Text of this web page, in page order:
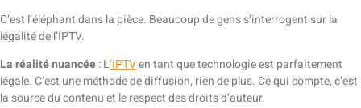
C’est l’éléphant dans la pièce. Beaucoup de gens s’interrogent sur la
légalité de l’IPTV.
La réalité nuancée: L‘IPTVen tant que technologie est parfaitement
légale. C’est une méthode de diffusion, rien de plus. Ce qui compte, c’est
la source du contenu et le respect des droits d’auteur.